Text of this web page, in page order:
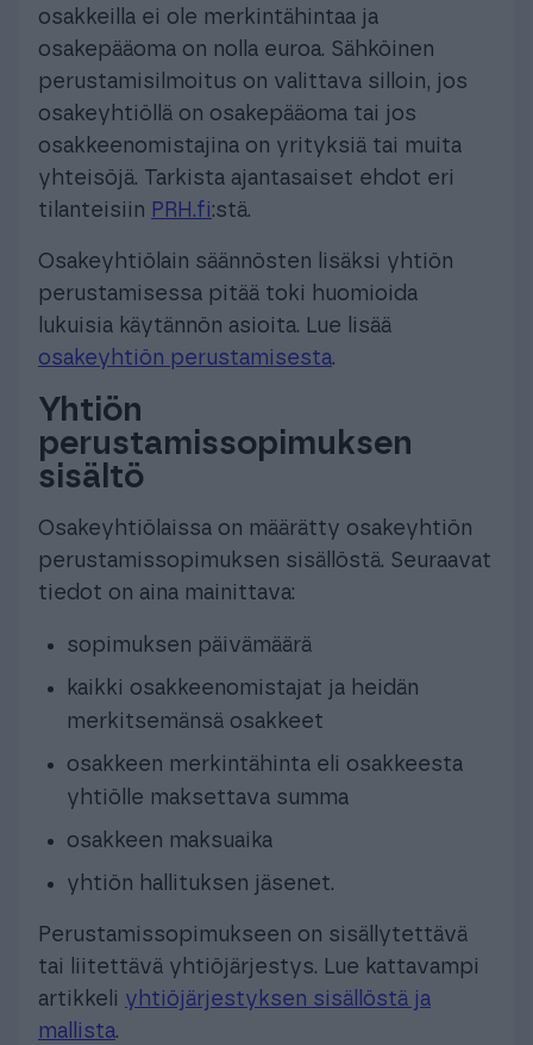
osakkeilla ei ole merkintähintaa ja
osakepääoma on nolla euroa. Sähköinen
perustamisilmoitus on valittava silloin, jos
osakeyhtiöllä on osakepääoma tai jos
osakkeenomistajina on yrityksiä tai muita
yhteisöjä. Tarkista ajantasaiset ehdot eri
tilanteisiin PRH.fi:stä.
Osakeyhtiölain säännösten lisäksi yhtiön
perustamisessa pitää toki huomioida
lukuisia käytännön asioita. Lue lisää
osakeyhtiön perustamisesta.
Yhtiön
perustamissopimuksen
sisältö
Osakeyhtiölaissa on määrätty osakeyhtiön
perustamissopimuksen sisällöstä. Seuraavat
tiedot on aina mainittava:
sopimuksen päivämäärä
kaikki osakkeenomistajat ja heidän
merkitsemänsä osakkeet
osakkeen merkintähinta eli osakkeesta
yhtiölle maksettava summa
osakkeen maksuaika
yhtiön hallituksen jäsenet.
Perustamissopimukseen on sisällytettävä
tai liitettävä yhtiöjärjestys. Lue kattavampi
artikkeli yhtiöjärjestyksen sisällöstä ja
mallista.